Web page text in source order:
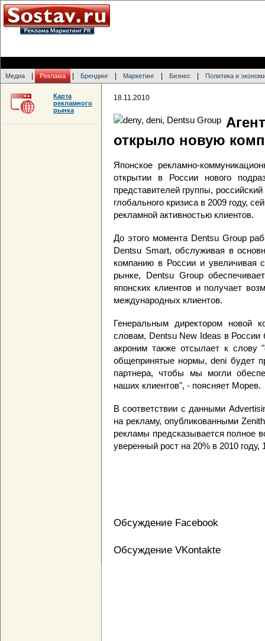
Медиа Реклама Брендинг Маркетинг Бизнес Политика и
18.11.2010
открыло новую
Японское рекламно-
открытии в России нового
представителей группы,
глобального кризиса в 2009 году,
рекламной активностью клиентов.
До этого момента Dentsu Group
Dentsu Smart, обслуживая в
компанию в России и увеличивая
рынке, Dentsu Group
японских клиентов и получает
международных клиентов.
Генеральным директором новой
словам, Dentsu New Ideas в России
акроним также отсылает к слову
общепринятые нормы, deni будет
партнера, чтобы мы могли
наших клиентов", - поясняет Морев.
В соответствии с данными
на рекламу, опубликованными
рекламы предсказывается полное
уверенный рост на 20% в 2010 году,
Обсуждение Facebook
Обсуждение VKontakte
Карта
рекламного
рынка